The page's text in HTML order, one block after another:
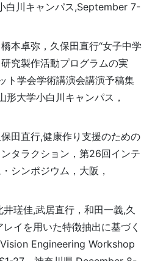
川キャンパス,September 7-
本卓弥，久保田直行“女子中学
究製作活動プログラムの実
ト学会学術講演会講演予稿集
大学小白川キャンパス，
田直行,健康作り支援のための
タラクション，第26回インテ
シンポジウム，大阪，
瑳佳,武居直行，和田一義,久
イを用いた特徴抽出に基づく
Engineering Workshop